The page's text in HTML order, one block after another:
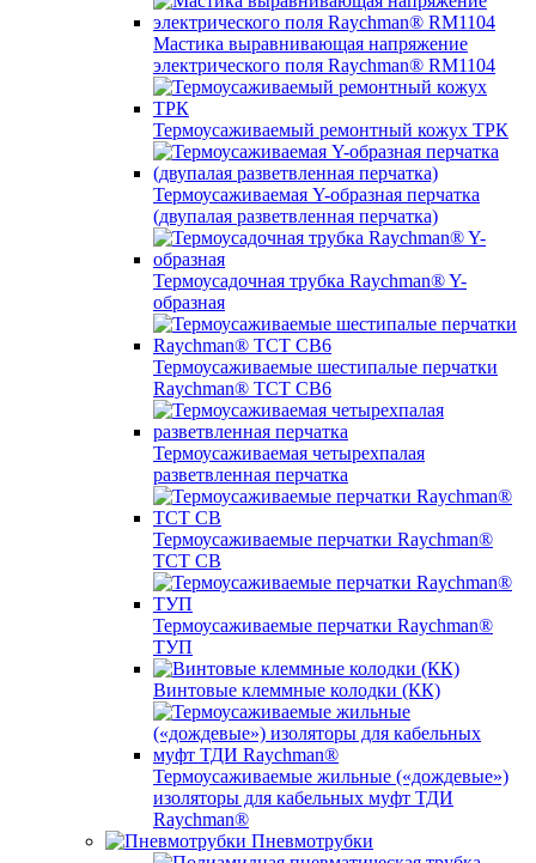
Мастика выравнивающая напряжение
электрического поля Raychman® RM1104
Термоусаживаемый ремонтный кожух ТРК
Термоусаживаемая Y-образная перчатка
(двупалая разветвленная перчатка)
Термоусадочная трубка Raychman® Y-
образная
Термоусаживаемые шестипалые перчатки
Raychman® ТСТ СВ6
Термоусаживаемая четырехпалая
разветвленная перчатка
Термоусаживаемые перчатки Raychman®
TCT CB
Термоусаживаемые перчатки Raychman®
ТУП
Винтовые клеммные колодки (КК)
Термоусаживаемые жильные («дождевые»)
изоляторы для кабельных муфт ТДИ
Raychman®
Пневмотрубки